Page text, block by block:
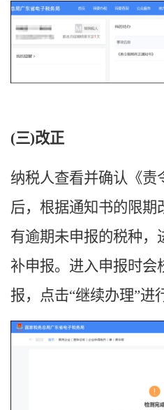
(三)改正
纳税人查看并确认《责
后，根据通知书的限期
有逾期未申报的税种，
补申报。 进入申报时会
报，点击“继续办理”进